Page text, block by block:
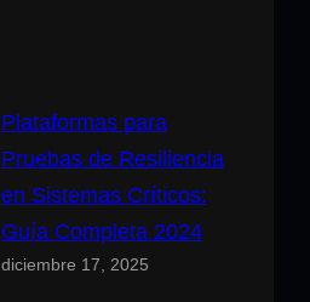
Plataformas para
Pruebas de Resiliencia
en Sistemas Críticos:
Guía Completa 2024
diciembre 17, 2025